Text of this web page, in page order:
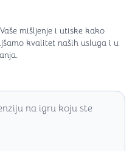
mišljenje i utiske kako
kvalitet naših usluga i u
na igru koju ste